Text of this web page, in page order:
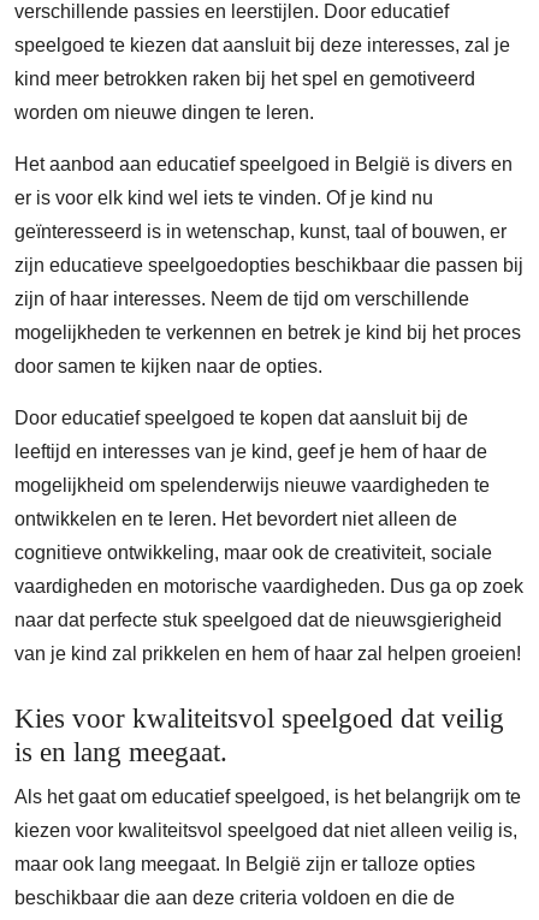
verschillende passies en leerstijlen. Door educatief
speelgoed te kiezen dat aansluit bij deze interesses, zal je
kind meer betrokken raken bij het spel en gemotiveerd
worden om nieuwe dingen te leren.
Het aanbod aan educatief speelgoed in België is divers en
er is voor elk kind wel iets te vinden. Of je kind nu
geïnteresseerd is in wetenschap, kunst, taal of bouwen, er
zijn educatieve speelgoedopties beschikbaar die passen bij
zijn of haar interesses. Neem de tijd om verschillende
mogelijkheden te verkennen en betrek je kind bij het proces
door samen te kijken naar de opties.
Door educatief speelgoed te kopen dat aansluit bij de
leeftijd en interesses van je kind, geef je hem of haar de
mogelijkheid om spelenderwijs nieuwe vaardigheden te
ontwikkelen en te leren. Het bevordert niet alleen de
cognitieve ontwikkeling, maar ook de creativiteit, sociale
vaardigheden en motorische vaardigheden. Dus ga op zoek
naar dat perfecte stuk speelgoed dat de nieuwsgierigheid
van je kind zal prikkelen en hem of haar zal helpen groeien!
Kies voor kwaliteitsvol speelgoed dat veilig
is en lang meegaat.
Als het gaat om educatief speelgoed, is het belangrijk om te
kiezen voor kwaliteitsvol speelgoed dat niet alleen veilig is,
maar ook lang meegaat. In België zijn er talloze opties
beschikbaar die aan deze criteria voldoen en die de